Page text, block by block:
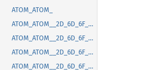
ATOM_ATOM_
ATOM_ATOM__2D_6D_6F_7A_2D_63_6F_6E_74_65_6E_74_2D_70_72_65_66_65_72_72_65_64_2D_63_6F_6C_6F_72_2D_73_63_68_65_6D_65
ATOM_ATOM__2D_6D_6F_7A_2D_64_65_76_69_63_65_2D_70_69_78_65_6C_2D_72_61_74_69_6F
ATOM_ATOM__2D_6D_6F_7A_2D_66_69_78_65_64_2D_70_6F_73_2D_63_6F_6E_74_61_69_6E_69_6E_67_2D_62_6C_6F_63_6B
ATOM_ATOM__2D_6D_6F_7A_2D_67_74_6B_2D_63_73_64_2D_63_6C_6F_73_65_2D_62_75_74_74_6F_6E_2D_70_6F_73_69_74_69_6F_6E